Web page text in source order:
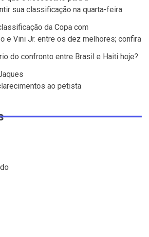
sua classificação na quarta-feira.
da Copa com
e Vini Jr. entre os dez melhores; confira
do confronto entre Brasil e Haiti hoje?
ao petista